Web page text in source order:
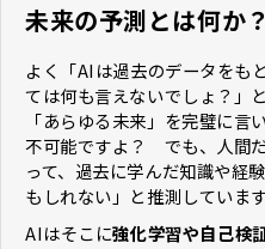
未来の予測とは何か？
よく「AIは過去のデータをも
ては何も言えないでしょ？」
「あらゆる未来」を完璧に
不可能ですよ？ でも、人間
って、過去に学んだ知識や経
もしれない」と推測しています
AIはそこに強化学習や自己検